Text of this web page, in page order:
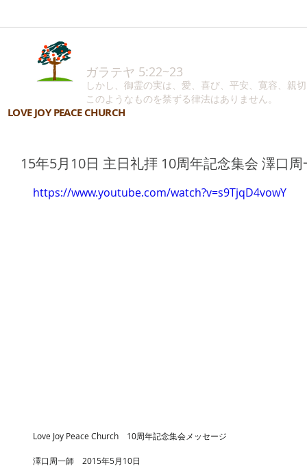
LOVE JOY PEACE CHURCH
ガラテヤ 5:22~23
しかし、御霊の実は、愛、喜び、平安、寛容、親
このようなものを禁ずる律法はありません。
15年5月10日 主日礼拝 10周年記念集会 澤口周
https://www.youtube.com/watch?v=s9TjqD4vowY
Love Joy Peace Church　10周年記念集会メッセージ
澤口周一師　2015年5月10日